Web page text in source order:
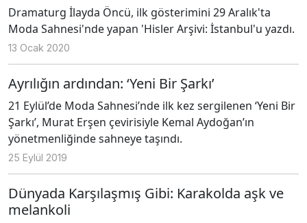
bu durum sadece Türkiye’deki tiyatro camiasını değil,
dünya tiyatrosunu da etkiledi.
Dramaturg İlayda Öncü, ilk gösterimini 29 Aralık'ta
Moda Sahnesi'nde yapan 'Hisler Arşivi: İstanbul'u yazdı.
13 Ocak 2020
Ayrılığın ardından: ‘Yeni Bir Şarkı’
21 Eylül’de Moda Sahnesi’nde ilk kez sergilenen ‘Yeni Bir
Şarkı’, Murat Erşen çevirisiyle Kemal Aydoğan’ın
yönetmenliğinde sahneye taşındı.
25 Eylül 2019
Dünyada Karşılaşmış Gibi: Karakolda aşk ve
melankoli